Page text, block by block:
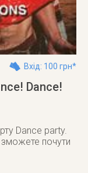
Вхід: 100 грн*
Dance!
Dance party.
почути